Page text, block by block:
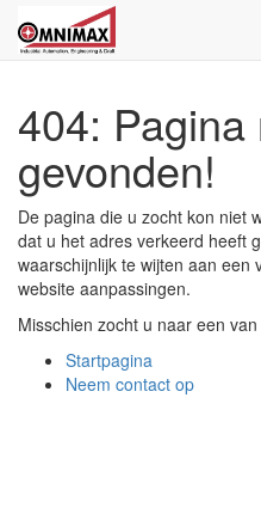
404: Pagina
gevonden!
De pagina die u zocht kon niet
dat u het adres verkeerd heeft
waarschijnlijk te wijten aan een
website aanpassingen.
Misschien zocht u naar een
Startpagina
Neem contact op